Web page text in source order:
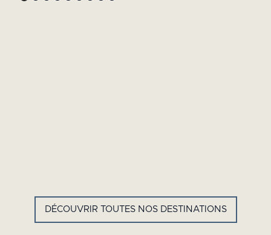
DÉCOUVRIR TOUTES NOS DESTINATIONS